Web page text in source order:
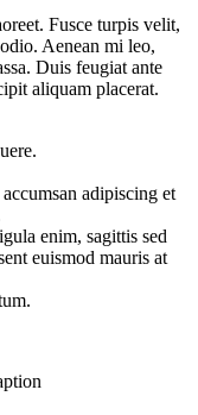
Fusce turpis velit,
Aenean mi leo,
Duis feugiat ante
aliquam placerat.
adipiscing et
enim, sagittis sed
euismod mauris at